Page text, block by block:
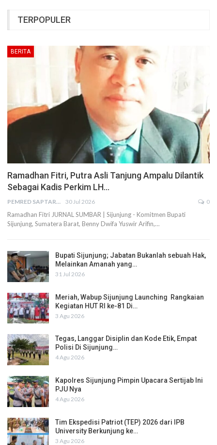
TERPOPULER
BERITA
Ramadhan Fitri, Putra Asli Tanjung Ampalu Dilantik
Sebagai Kadis Perkim LH…
PEMRED SAPTARIUS 30 Jul 2026 0
Ramadhan Fitri JURNAL SUMBAR | Sijunjung - Komitmen Bupati
Sijunjung, Sumatera Barat, Benny Dwifa Yuswir Arifin,…
Bupati Sijunjung; Jabatan Bukanlah sebuah Hak,
Melainkan Amanah yang…
31 Jul 2026
Meriah, Wabup Sijunjung Launching Rangkaian
Kegiatan HUT RI ke-81 Di…
3 Agu 2026
Tegas, Langgar Disiplin dan Kode Etik, Empat
Polisi Di Sijunjung…
4 Agu 2026
Kapolres Sijunjung Pimpin Upacara Sertijab Ini
PJU Nya
4 Agu 2026
Tim Ekspedisi Patriot (TEP) 2026 dari IPB
University Berkunjung ke…
3 Agu 2026